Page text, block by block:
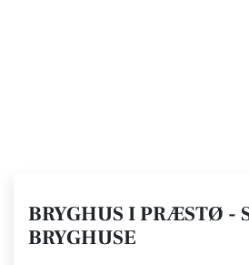
BRYGHUS I PRÆSTØ -
BRYGHUSE